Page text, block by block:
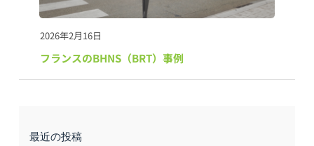
2026年2月16日
フランスのBHNS（BRT）事例
最近の投稿